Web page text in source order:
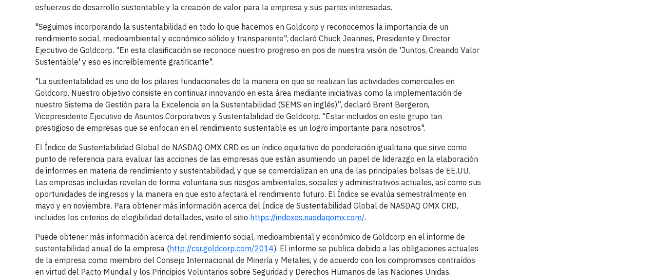
esfuerzos de desarrollo sustentable y la creación de valor para la empresa y sus partes interesadas.
"Seguimos incorporando la sustentabilidad en todo lo que hacemos en Goldcorp y reconocemos la importancia de un
rendimiento social, medioambiental y económico sólido y transparente", declaró Chuck Jeannes, Presidente y Director
Ejecutivo de Goldcorp. "En esta clasificación se reconoce nuestro progreso en pos de nuestra visión de 'Juntos, Creando Valor
Sustentable' y eso es increíblemente gratificante".
"La sustentabilidad es uno de los pilares fundacionales de la manera en que se realizan las actividades comerciales en
Goldcorp. Nuestro objetivo consiste en continuar innovando en esta área mediante iniciativas como la implementación de
nuestro Sistema de Gestión para la Excelencia en la Sustentabilidad (SEMS en inglés)”, declaró Brent Bergeron,
Vicepresidente Ejecutivo de Asuntos Corporativos y Sustentabilidad de Goldcorp. "Estar incluidos en este grupo tan
prestigioso de empresas que se enfocan en el rendimiento sustentable es un logro importante para nosotros".
El Índice de Sustentabilidad Global de NASDAQ OMX CRD es un índice equitativo de ponderación igualitaria que sirve como
punto de referencia para evaluar las acciones de las empresas que están asumiendo un papel de liderazgo en la elaboración
de informes en materia de rendimiento y sustentabilidad, y que se comercializan en una de las principales bolsas de EE.UU.
Las empresas incluidas revelan de forma voluntaria sus riesgos ambientales, sociales y administrativos actuales, así como sus
oportunidades de ingresos y la manera en que esto afectará el rendimiento futuro. El Índice se evalúa semestralmente en
mayo y en noviembre. Para obtener más información acerca del Índice de Sustentabilidad Global de NASDAQ OMX CRD,
incluidos los criterios de elegibilidad detallados, visite el sitio https://indexes.nasdaqomx.com/.
Puede obtener más información acerca del rendimiento social, medioambiental y económico de Goldcorp en el informe de
sustentabilidad anual de la empresa (http://csr.goldcorp.com/2014). El informe se publica debido a las obligaciones actuales
de la empresa como miembro del Consejo Internacional de Minería y Metales, y de acuerdo con los compromisos contraídos
en virtud del Pacto Mundial y los Principios Voluntarios sobre Seguridad y Derechos Humanos de las Naciones Unidas.